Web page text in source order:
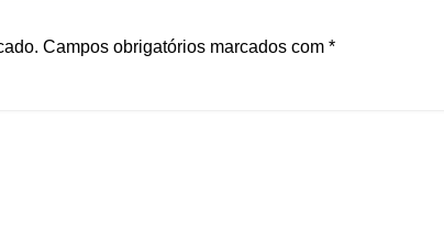
Campos obrigatórios marcados com *